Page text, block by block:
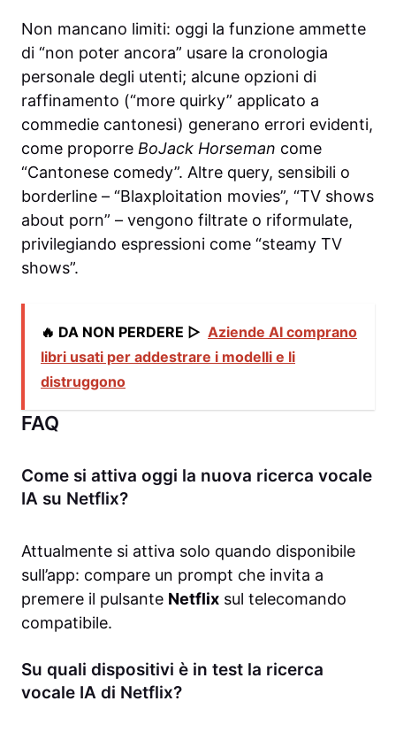
Non mancano limiti: oggi la funzione ammette
di “non poter ancora” usare la cronologia
personale degli utenti; alcune opzioni di
raffinamento (“more quirky” applicato a
commedie cantonesi) generano errori evidenti,
come proporre BoJack Horseman come
“Cantonese comedy”. Altre query, sensibili o
borderline – “Blaxploitation movies”, “TV shows
about porn” – vengono filtrate o riformulate,
privilegiando espressioni come “steamy TV
shows”.
🔥 DA NON PERDERE ▷ Aziende AI comprano
libri usati per addestrare i modelli e li
distruggono
FAQ
Come si attiva oggi la nuova ricerca vocale
IA su Netflix?
Attualmente si attiva solo quando disponibile
sull’app: compare un prompt che invita a
premere il pulsante Netflix sul telecomando
compatibile.
Su quali dispositivi è in test la ricerca
vocale IA di Netflix?